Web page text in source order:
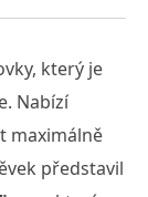
který je
Nabízí
maximálně
představil